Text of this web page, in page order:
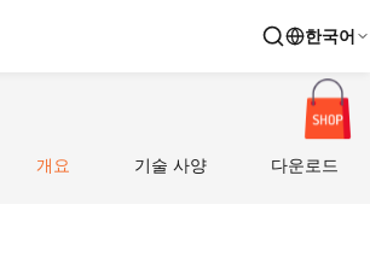
한국어
개요 기술 사양 다운로드